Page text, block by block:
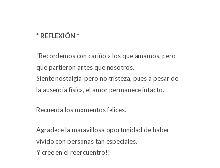
* REFLEXIÓN *
“Recordemos con cariño a los que amamos, pero
que partieron antes que nosotros.
Siente nostalgia, pero no tristeza, pues a pesar de
la ausencia física, el amor permanece intacto.
Recuerda los momentos felices.
Agradece la maravillosa oportunidad de haber
vivido con personas tan especiales.
Y cree en el reencuentro!!